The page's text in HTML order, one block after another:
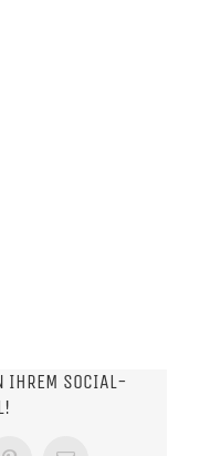
IHREM SOCIAL-